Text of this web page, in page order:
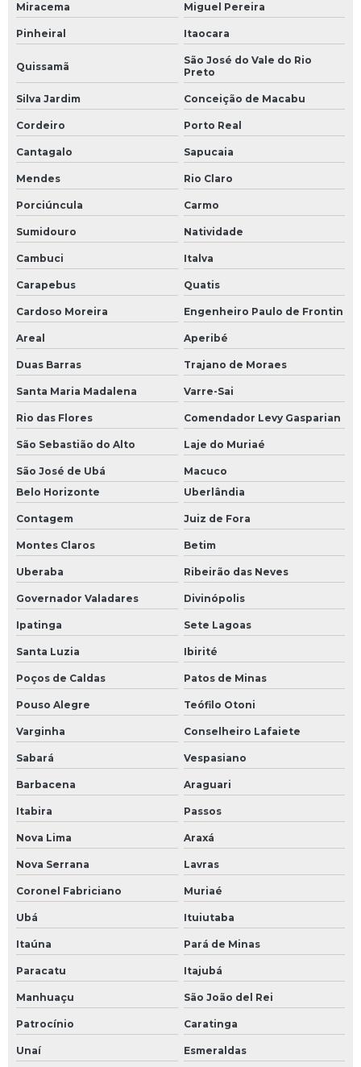
Miracema Miguel Pereira
Pinheiral Itaocara
Quissamã
São José do Vale do Rio
Preto
Silva Jardim Conceição de Macabu
Cordeiro Porto Real
Cantagalo Sapucaia
Mendes Rio Claro
Porciúncula Carmo
Sumidouro Natividade
Cambuci Italva
Carapebus Quatis
Cardoso Moreira Engenheiro Paulo de Frontin
Areal Aperibé
Duas Barras Trajano de Moraes
Santa Maria Madalena Varre-Sai
Rio das Flores Comendador Levy Gasparian
São Sebastião do Alto Laje do Muriaé
São José de Ubá
Macuco
Belo Horizonte
Uberlândia
Contagem Juiz de Fora
Montes Claros Betim
Uberaba Ribeirão das Neves
Governador Valadares Divinópolis
Ipatinga Sete Lagoas
Santa Luzia Ibirité
Poços de Caldas Patos de Minas
Pouso Alegre Teófilo Otoni
Varginha Conselheiro Lafaiete
Sabará Vespasiano
Barbacena Araguari
Itabira Passos
Nova Lima Araxá
Nova Serrana Lavras
Coronel Fabriciano Muriaé
Ubá Ituiutaba
Itaúna Pará de Minas
Paracatu Itajubá
Manhuaçu São João del Rei
Patrocínio Caratinga
Unaí Esmeraldas